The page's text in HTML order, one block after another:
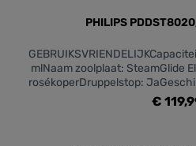
hoes van 100% Fairtrade katoen
PHILIPS
mlNaam zoolplaat: SteamGlide
rosékoperDruppelstop:
JaNetsnoerlengte: 2,5
JaAutom. Uit: JaKREUKEN
€